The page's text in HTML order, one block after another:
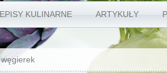
KULINARNE ARTYKUŁY
węgierek